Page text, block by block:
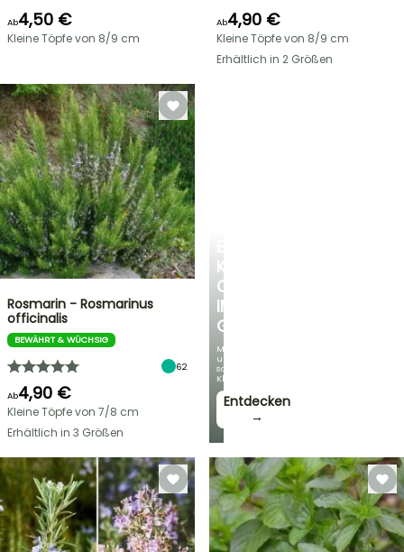
KÜHLE
OASE
IM
GARTEN
Mit
unseren
schönsten
Kletterpflanzen!
Entdecken
→
Ab4,50 €
Kleine Töpfe von 8/9 cm
Ab4,90 €
Kleine Töpfe von 8/9 cm
Erhältlich in 2 Größen
Rosmarin - Rosmarinus
officinalis
BEWÄHRT & WÜCHSIG
62
Ab4,90 €
Kleine Töpfe von 7/8 cm
Erhältlich in 3 Größen